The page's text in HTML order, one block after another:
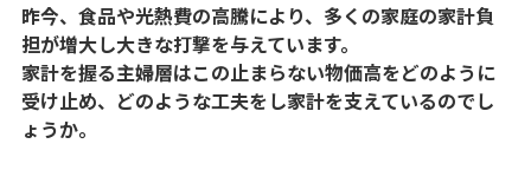
昨今、食品や光熱費の高騰により、多くの家庭の家計負
担が増大し大きな打撃を与えています。
家計を握る主婦層はこの止まらない物価高をどのように
受け止め、どのような工夫をし家計を支えているのでし
ょうか。